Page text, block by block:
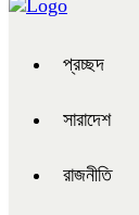
প্রচ্ছদ
সারাদেশ
রাজনীতি